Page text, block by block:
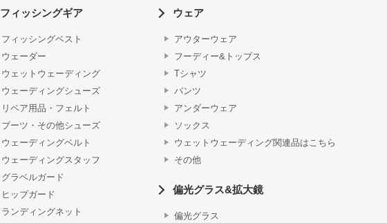
フィッシングギア
フィッシングベスト
ウェーダー
ウェットウェーディング
ウェーディングシューズ
リペア用品・フェルト
ブーツ・その他シューズ
ウェーディングベルト
ウェーディングスタッフ
グラベルガード
ヒップガード
ランディングネット
ウェア
アウターウェア
フーディー&トップス
Tシャツ
パンツ
アンダーウェア
ソックス
ウェットウェーディング関連品はこちら
その他
偏光グラス&拡大鏡
偏光グラス